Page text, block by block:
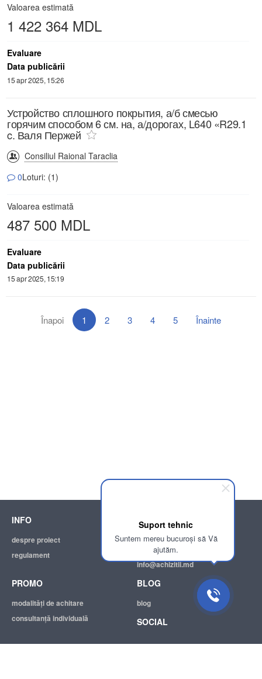
Suport tehnic
Suntem mereu bucuroși să Vă
ajutăm.
Valoarea estimată
1 422 364 MDL
Evaluare
Data publicării
15 apr 2025, 15:26
Устройство сплошного покрытия, а/б смесью
горячим способом 6 см. на, а/дорогах, L640 «R29.1
c. Валя Пержей
Consiliul Raional Taraclia
0Loturi: (1)
Valoarea estimată
487 500 MDL
Evaluare
Data publicării
15 apr 2025, 15:19
Înapoi 1 2 3 4 5 Înainte
INFO
despre proiect
regulament
SUPPORT
ajutor
adresa electronică:
info@achizitii.md
PROMO
modalităţi de achitare
consultanță individuală
BLOG
blog
SOCIAL